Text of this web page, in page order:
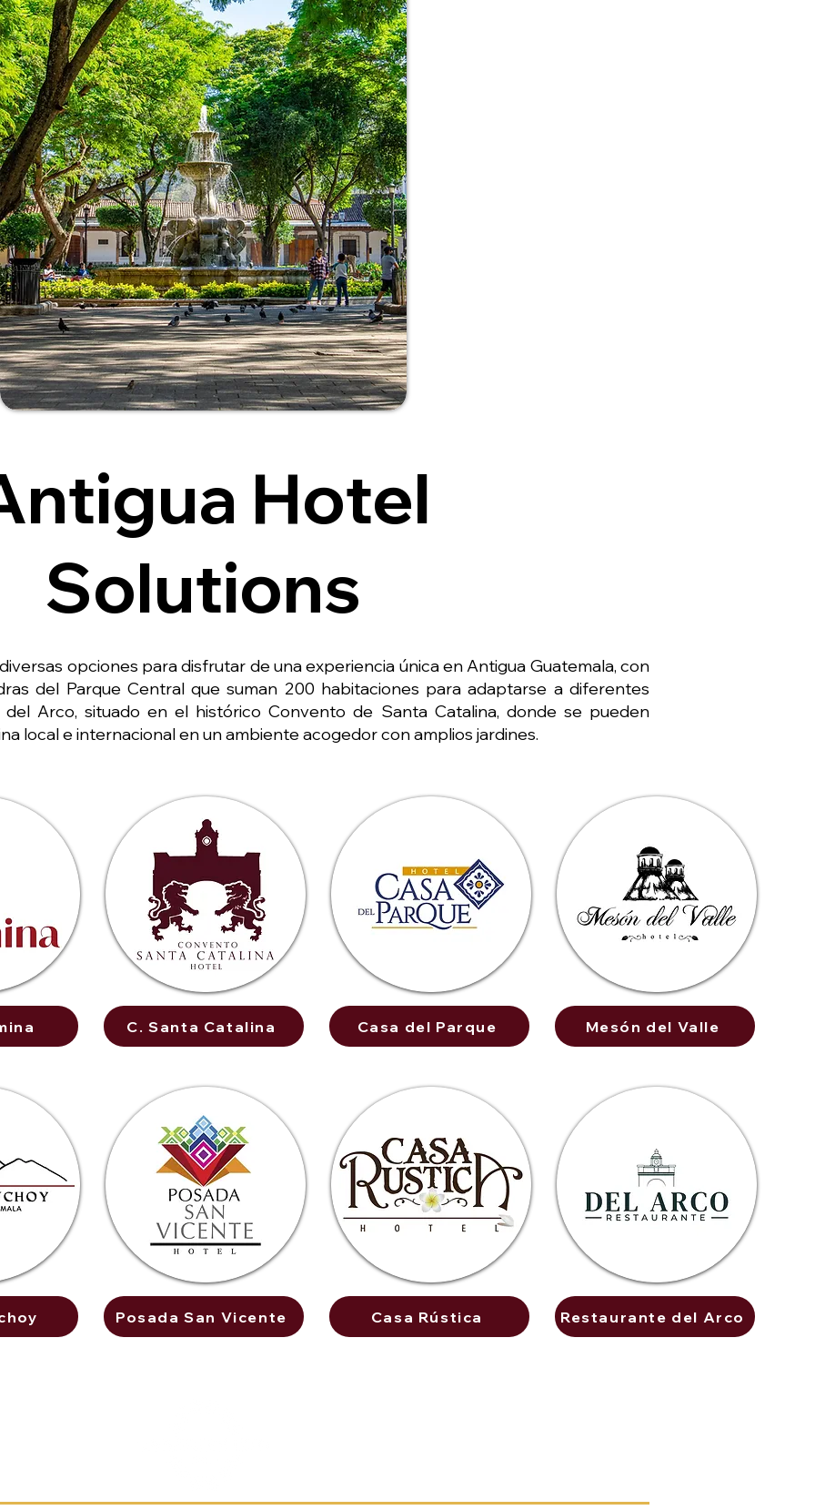
Hotel
Solutions
opciones para disfrutar de una experiencia única en Antigua Guatemala, con
del Parque Central que suman 200 habitaciones para adaptarse a diferentes
del Arco, situado en el histórico Convento de Santa Catalina, donde se pueden
local e internacional en un ambiente acogedor con amplios jardines.
C. Santa Catalina
Posada San Vicente
Casa del Parque
Casa Rústica
Mesón del Valle
Restaurante del Arco